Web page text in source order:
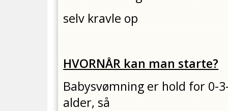
selv kravle op
HVORNÅR kan man starte?
Babysvømning er hold for 0-
alder, så